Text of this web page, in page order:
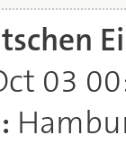
03